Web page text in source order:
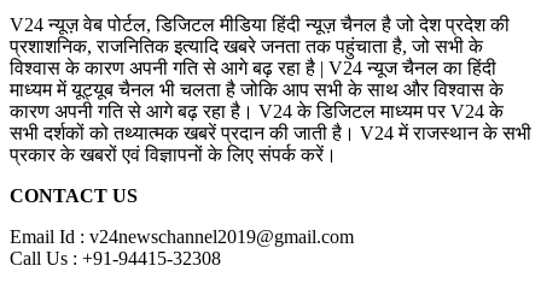
V24 न्यूज़ वेब पोर्टल, डिजिटल मीडिया हिंदी न्यूज़ चैनल है जो देश प्रदेश की
प्रशाशनिक, राजनितिक इत्यादि खबरे जनता तक पहुंचाता है, जो सभी के
विश्वास के कारण अपनी गति से आगे बढ़ रहा है | V24 न्यूज चैनल का हिंदी
माध्यम में यूट्यूब चैनल भी चलता है जोकि आप सभी के साथ और विश्वास के
कारण अपनी गति से आगे बढ़ रहा है। V24 के डिजिटल माध्यम पर V24 के
सभी दर्शकों को तथ्यात्मक खबरें प्रदान की जाती है। V24 में राजस्थान के सभी
प्रकार के खबरों एवं विज्ञापनों के लिए संपर्क करें।
CONTACT US
Email Id : v24newschannel2019@gmail.com
Call Us : +91-94415-32308